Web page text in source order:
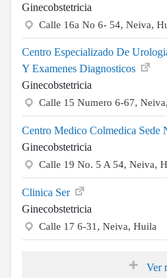
Ginecobstetricia
Calle 16a No 6- 54, Neiva,
Centro Especializado De
Y Examenes Diagnosticos
Ginecobstetricia
Calle 15 Numero 6-67,
Centro Medico Colmedica Sede
Ginecobstetricia
Calle 19 No. 5 A 54, Neiva,
Clinica Ser
Ginecobstetricia
Calle 17 6-31, Neiva, Huila
Ver